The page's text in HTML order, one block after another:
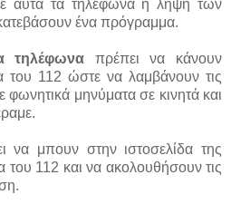
αυτά τα τηλέφωνα η λήψη των
ένα πρόγραμμα.
τηλέφωνα πρέπει να κάνουν
του 112 ώστε να λαμβάνουν τις
φωνητικά μηνύματα σε κινητά και
να μπουν στην ιστοσελίδα της
112 και να ακολουθήσουν τις